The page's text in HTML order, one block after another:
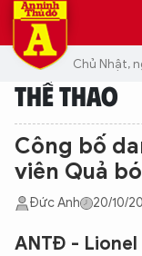
Chủ Nhật,
THỂ THAO
Công bố
viên Quả
Đức Anh 20/10/
ANTĐ -